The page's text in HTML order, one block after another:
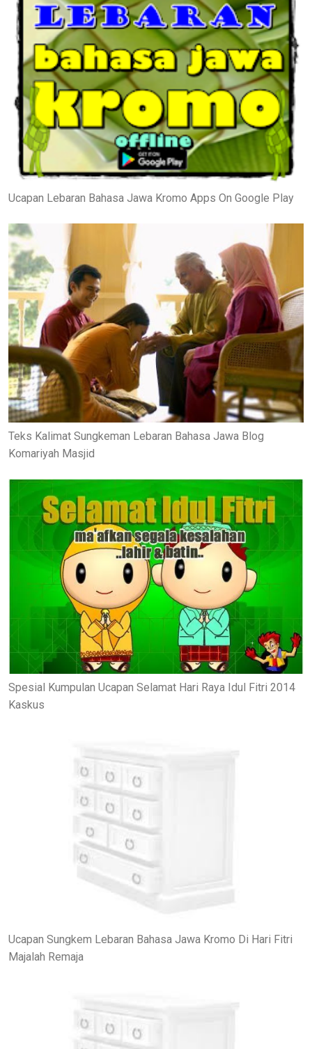
Ucapan Lebaran Bahasa Jawa Kromo Apps On Google Play
Teks Kalimat Sungkeman Lebaran Bahasa Jawa Blog
Komariyah Masjid
Spesial Kumpulan Ucapan Selamat Hari Raya Idul Fitri 2014
Kaskus
Ucapan Sungkem Lebaran Bahasa Jawa Kromo Di Hari Fitri
Majalah Remaja